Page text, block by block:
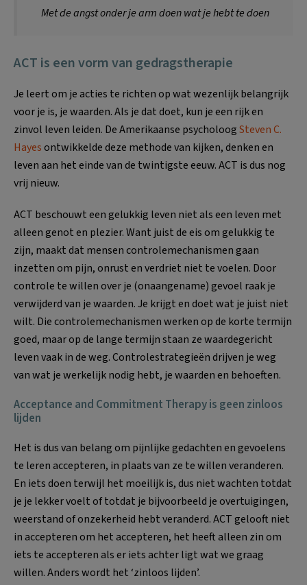
Met de angst onder je arm doen wat je hebt te doen
ACT is een vorm van gedragstherapie
Je leert om je acties te richten op wat wezenlijk belangrijk
voor je is, je waarden. Als je dat doet, kun je een rijk en
zinvol leven leiden. De Amerikaanse psycholoogSteven C.
Hayesontwikkelde deze methode van kijken, denken en
leven aan het einde van de twintigste eeuw. ACT is dus nog
vrij nieuw.
ACT beschouwt een gelukkig leven niet als een leven met
alleen genot en plezier. Want juist de eis om gelukkig te
zijn, maakt dat mensen controlemechanismen gaan
inzetten om pijn, onrust en verdriet niet te voelen. Door
controle te willen over je (onaangename) gevoel raak je
verwijderd van je waarden. Je krijgt en doet wat je juist niet
wilt. Die controlemechanismen werken op de korte termijn
goed, maar op de lange termijn staan ze waardegericht
leven vaak in de weg. Controlestrategieën drijven je weg
van wat je werkelijk nodig hebt, je waarden en behoeften.
Acceptance and Commitment Therapy is geen zinloos
lijden
Het is dus van belang om pijnlijke gedachten en gevoelens
te leren accepteren, in plaats van ze te willen veranderen.
En iets doen terwijl het moeilijk is, dus niet wachten totdat
je je lekker voelt of totdat je bijvoorbeeld je overtuigingen,
weerstand of onzekerheid hebt veranderd. ACT gelooft niet
in accepteren om het accepteren, het heeft alleen zin om
iets te accepteren als er iets achter ligt wat we graag
willen. Anders wordt het ‘zinloos lijden’.